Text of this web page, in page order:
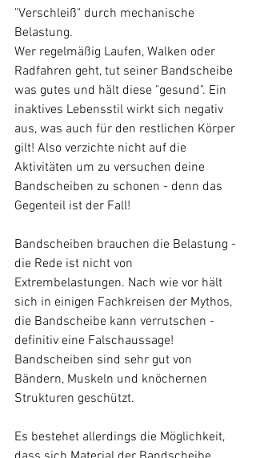
"Verschleiß" durch mechanische
Belastung.
Wer regelmäßig Laufen, Walken oder
Radfahren geht, tut seiner Bandscheibe
was gutes und hält diese "gesund". Ein
inaktives Lebensstil wirkt sich negativ
aus, was auch für den restlichen Körper
gilt! Also verzichte nicht auf die
Aktivitäten um zu versuchen deine
Bandscheiben zu schonen - denn das
Gegenteil ist der Fall!
Bandscheiben brauchen die Belastung -
die Rede ist nicht von
Extrembelastungen. Nach wie vor hält
sich in einigen Fachkreisen der Mythos,
die Bandscheibe kann verrutschen -
definitiv eine Falschaussage!
Bandscheiben sind sehr gut von
Bändern, Muskeln und knöchernen
Strukturen geschützt.
Es bestehet allerdings die Möglichkeit,